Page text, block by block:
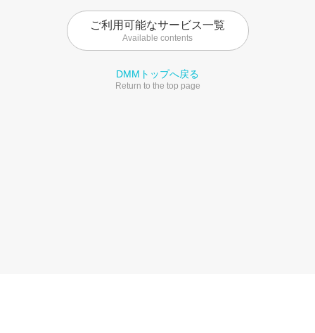
ご利用可能なサービス一覧
Available contents
DMMトップへ戻る
Return to the top page